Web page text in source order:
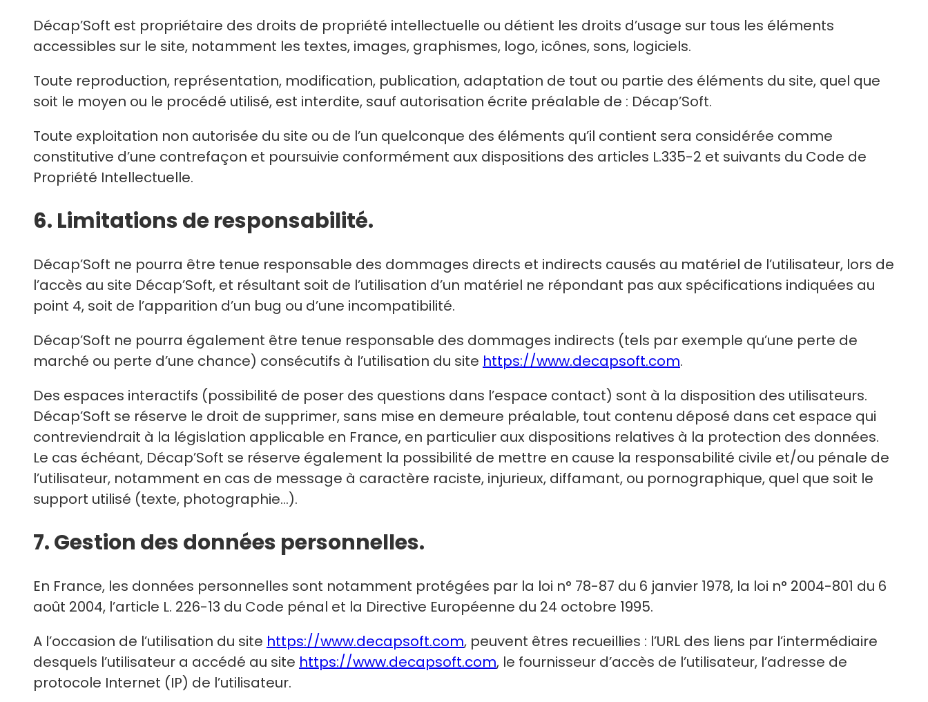
Décap’Soft est propriétaire des droits de propriété intellectuelle ou détient les droits d’usage sur tous les éléments
accessibles sur le site, notamment les textes, images, graphismes, logo, icônes, sons, logiciels.
Toute reproduction, représentation, modification, publication, adaptation de tout ou partie des éléments du site, quel que
soit le moyen ou le procédé utilisé, est interdite, sauf autorisation écrite préalable de : Décap’Soft.
Toute exploitation non autorisée du site ou de l’un quelconque des éléments qu’il contient sera considérée comme
constitutive d’une contrefaçon et poursuivie conformément aux dispositions des articles L.335-2 et suivants du Code de
Propriété Intellectuelle.
6. Limitations de responsabilité.
Décap’Soft ne pourra être tenue responsable des dommages directs et indirects causés au matériel de l’utilisateur, lors de
l’accès au site Décap’Soft, et résultant soit de l’utilisation d’un matériel ne répondant pas aux spécifications indiquées au
point 4, soit de l’apparition d’un bug ou d’une incompatibilité.
Décap’Soft ne pourra également être tenue responsable des dommages indirects (tels par exemple qu’une perte de
marché ou perte d’une chance) consécutifs à l’utilisation du site https://www.decapsoft.com.
Des espaces interactifs (possibilité de poser des questions dans l’espace contact) sont à la disposition des utilisateurs.
Décap’Soft se réserve le droit de supprimer, sans mise en demeure préalable, tout contenu déposé dans cet espace qui
contreviendrait à la législation applicable en France, en particulier aux dispositions relatives à la protection des données.
Le cas échéant, Décap’Soft se réserve également la possibilité de mettre en cause la responsabilité civile et/ou pénale de
l’utilisateur, notamment en cas de message à caractère raciste, injurieux, diffamant, ou pornographique, quel que soit le
support utilisé (texte, photographie…).
7. Gestion des données personnelles.
En France, les données personnelles sont notamment protégées par la loi n° 78-87 du 6 janvier 1978, la loi n° 2004-801 du 6
août 2004, l’article L. 226-13 du Code pénal et la Directive Européenne du 24 octobre 1995.
A l’occasion de l’utilisation du site https://www.decapsoft.com, peuvent êtres recueillies : l’URL des liens par l’intermédiaire
desquels l’utilisateur a accédé au site https://www.decapsoft.com, le fournisseur d’accès de l’utilisateur, l’adresse de
protocole Internet (IP) de l’utilisateur.